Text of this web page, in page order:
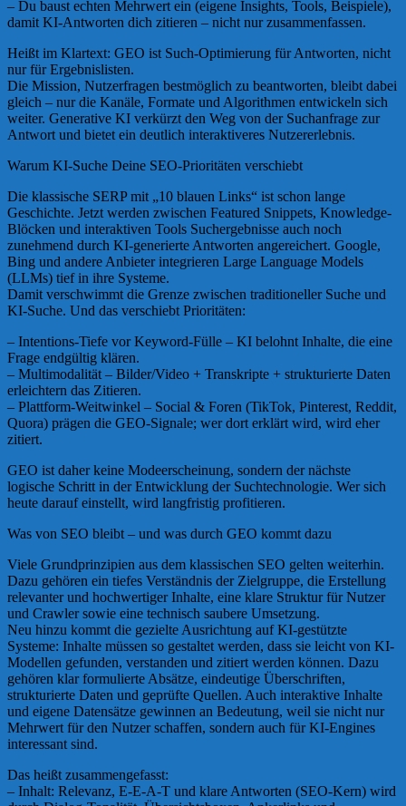
– Du baust echten Mehrwert ein (eigene Insights, Tools, Beispiele),
damit KI-Antworten dich zitieren – nicht nur zusammenfassen.
Heißt im Klartext: GEO ist Such-Optimierung für Antworten, nicht
nur für Ergebnislisten.
Die Mission, Nutzerfragen bestmöglich zu beantworten, bleibt dabei
gleich – nur die Kanäle, Formate und Algorithmen entwickeln sich
weiter. Generative KI verkürzt den Weg von der Suchanfrage zur
Antwort und bietet ein deutlich interaktiveres Nutzererlebnis.
Warum KI-Suche Deine SEO-Prioritäten verschiebt
Die klassische SERP mit „10 blauen Links“ ist schon lange
Geschichte. Jetzt werden zwischen Featured Snippets, Knowledge-
Blöcken und interaktiven Tools Suchergebnisse auch noch
zunehmend durch KI-generierte Antworten angereichert. Google,
Bing und andere Anbieter integrieren Large Language Models
(LLMs) tief in ihre Systeme.
Damit verschwimmt die Grenze zwischen traditioneller Suche und
KI-Suche. Und das verschiebt Prioritäten:
– Intentions-Tiefe vor Keyword-Fülle – KI belohnt Inhalte, die eine
Frage endgültig klären.
– Multimodalität – Bilder/Video + Transkripte + strukturierte Daten
erleichtern das Zitieren.
– Plattform-Weitwinkel – Social & Foren (TikTok, Pinterest, Reddit,
Quora) prägen die GEO-Signale; wer dort erklärt wird, wird eher
zitiert.
GEO ist daher keine Modeerscheinung, sondern der nächste
logische Schritt in der Entwicklung der Suchtechnologie. Wer sich
heute darauf einstellt, wird langfristig profitieren.
Was von SEO bleibt – und was durch GEO kommt dazu
Viele Grundprinzipien aus dem klassischen SEO gelten weiterhin.
Dazu gehören ein tiefes Verständnis der Zielgruppe, die Erstellung
relevanter und hochwertiger Inhalte, eine klare Struktur für Nutzer
und Crawler sowie eine technisch saubere Umsetzung.
Neu hinzu kommt die gezielte Ausrichtung auf KI-gestützte
Systeme: Inhalte müssen so gestaltet werden, dass sie leicht von KI-
Modellen gefunden, verstanden und zitiert werden können. Dazu
gehören klar formulierte Absätze, eindeutige Überschriften,
strukturierte Daten und geprüfte Quellen. Auch interaktive Inhalte
und eigene Datensätze gewinnen an Bedeutung, weil sie nicht nur
Mehrwert für den Nutzer schaffen, sondern auch für KI-Engines
interessant sind.
Das heißt zusammengefasst:
– Inhalt: Relevanz, E-E-A-T und klare Antworten (SEO-Kern) wird